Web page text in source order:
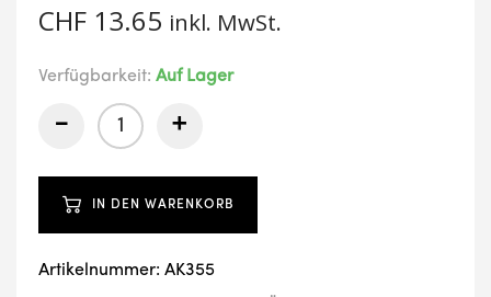
CHF 13.65 inkl. MwSt.
Verfügbarkeit: Auf Lager
- +
IN DEN WARENKORB
Artikelnummer: AK355